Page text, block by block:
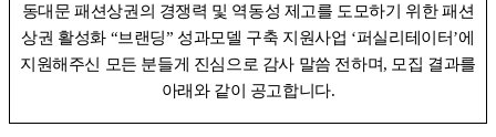
동대문 패션상권의 경쟁력 및 역동성 제고를 도모하기 위한 패션
상권 활성화 “브랜딩” 성과모델 구축 지원사업 ‘퍼실리테이터’에
지원해주신 모든 분들게 진심으로 감사 말씀 전하며, 모집 결과를
아래와 같이 공고합니다.